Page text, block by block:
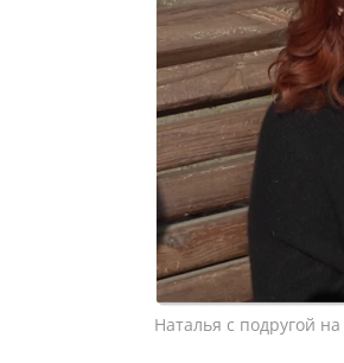
Наталья с подругой